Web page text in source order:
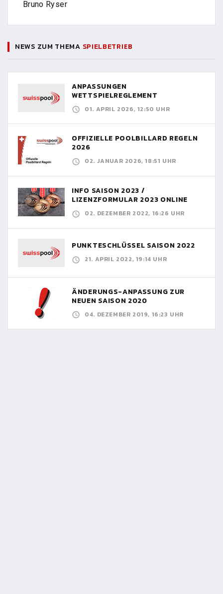
Bruno Ryser
NEWS ZUM THEMA SPIELBETRIEB
ANPASSUNGEN
WETTSPIELREGLEMENT
01. APRIL 2026, 12:50 UHR
OFFIZIELLE POOLBILLARD REGELN
2026
02. JANUAR 2026, 18:51 UHR
INFO SAISON 2023 /
LIZENZFORMULAR 2023 ONLINE
02. DEZEMBER 2022, 16:26 UHR
PUNKTESCHLÜSSEL SAISON 2022
21. APRIL 2022, 19:14 UHR
ÄNDERUNGS-ANPASSUNG ZUR
NEUEN SAISON 2020
04. DEZEMBER 2019, 16:23 UHR